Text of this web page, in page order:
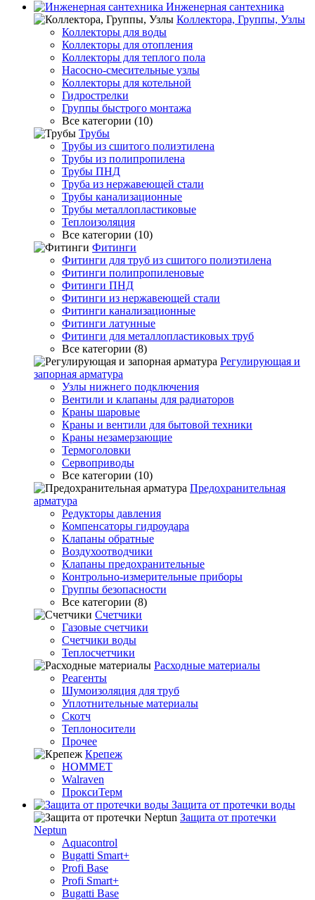
Инженерная сантехника
Коллектора, Группы, Узлы
Коллекторы для воды
Коллекторы для отопления
Коллекторы для теплого пола
Насосно-смесительные узлы
Коллекторы для котельной
Гидрострелки
Группы быстрого монтажа
Все категории (10)
Трубы
Трубы из сшитого полиэтилена
Трубы из полипропилена
Трубы ПНД
Труба из нержавеющей стали
Трубы канализационные
Трубы металлопластиковые
Теплоизоляция
Все категории (10)
Фитинги
Фитинги для труб из сшитого полиэтилена
Фитинги полипропиленовые
Фитинги ПНД
Фитинги из нержавеющей стали
Фитинги канализационные
Фитинги латунные
Фитинги для металлопластиковых труб
Все категории (8)
Регулирующая и
запорная арматура
Узлы нижнего подключения
Вентили и клапаны для радиаторов
Краны шаровые
Краны и вентили для бытовой техники
Краны незамерзающие
Термоголовки
Сервоприводы
Все категории (10)
Предохранительная
арматура
Редукторы давления
Компенсаторы гидроудара
Клапаны обратные
Воздухоотводчики
Клапаны предохранительные
Контрольно-измерительные приборы
Группы безопасности
Все категории (8)
Счетчики
Газовые счетчики
Счетчики воды
Теплосчетчики
Расходные материалы
Реагенты
Шумоизоляция для труб
Уплотнительные материалы
Скотч
Теплоносители
Прочее
Крепеж
HOMMET
Walraven
ПроксиТерм
Защита от протечки воды
Защита от протечки
Neptun
Aquacontrol
Bugatti Smart+
Profi Base
Profi Smart+
Bugatti Base